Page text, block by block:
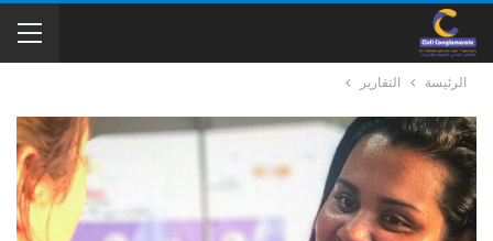
الرئيسة التقارير